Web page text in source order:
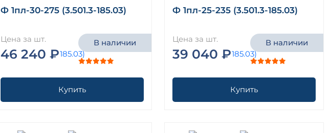
Ф 1пл-30-275 (3.501.3-185.03)
Цена за шт.
46 240 ₽
В наличии
Купить
Ф 1пл-25-235 (3.501.3-185.03)
Цена за шт.
39 040 ₽
В наличии
Купить